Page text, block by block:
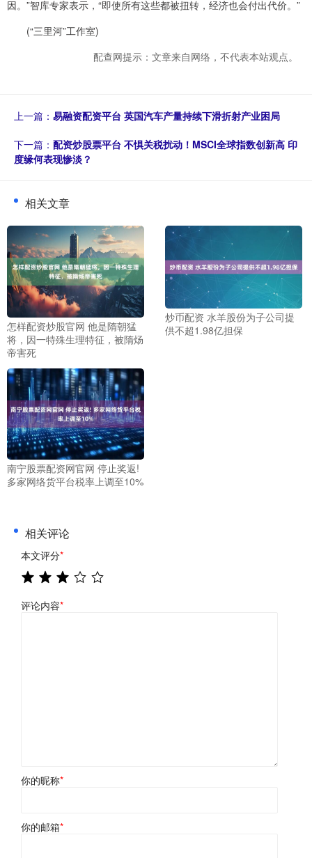
因。”智库专家表示，“即使所有这些都被扭转，经济也会付出代价。”
(“三里河”工作室)
配查网提示：文章来自网络，不代表本站观点。
上一篇： 易融资配资平台 英国汽车产量持续下滑折射产业困局
下一篇： 配资炒股票平台 不惧关税扰动！MSCI全球指数创新高 印
度缘何表现惨淡？
相关文章
怎样配资炒股官网 他是隋朝猛
将，因一特殊生理特征，被隋炀
帝害死
炒币配资 水羊股份为子公司提
供不超1.98亿担保
南宁股票配资网官网 停止奖返!
多家网络货平台税率上调至10%
相关评论
本文评分*
评论内容*
你的昵称*
你的邮箱*